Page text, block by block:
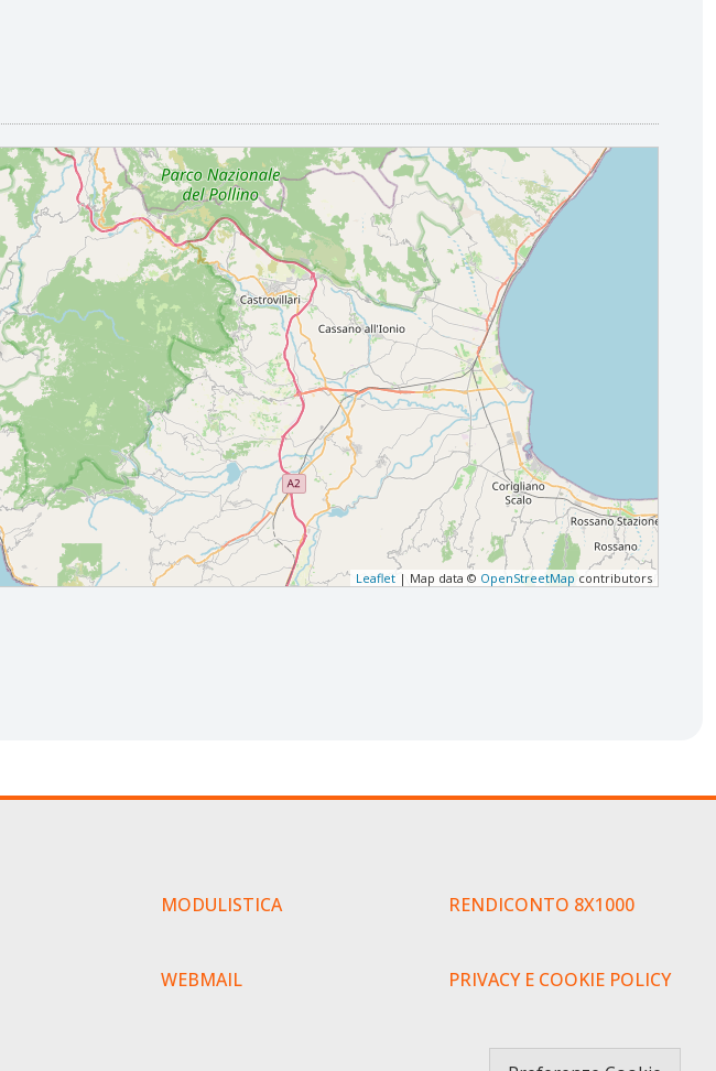
Leaflet | Map data © OpenStreetMap contributors
MODULISTICA
WEBMAIL
RENDICONTO 8X1000
PRIVACY E COOKIE POLICY